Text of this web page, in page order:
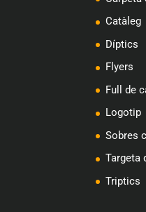
Catàleg
Díptics
Flyers
Full de
Logotip
Sobres
Targeta
Triptics